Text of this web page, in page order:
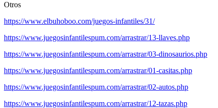
Otros
https://www.elbuhoboo.com/juegos-infantiles/31/
https://www.juegosinfantilespum.com/arrastrar/13-llaves.php
https://www.juegosinfantilespum.com/arrastrar/03-dinosaurios.php
https://www.juegosinfantilespum.com/arrastrar/01-casitas.php
https://www.juegosinfantilespum.com/arrastrar/02-autos.php
https://www.juegosinfantilespum.com/arrastrar/12-tazas.php